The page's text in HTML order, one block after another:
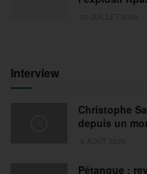
Interview
Christophe
depuis un
Pétanque :